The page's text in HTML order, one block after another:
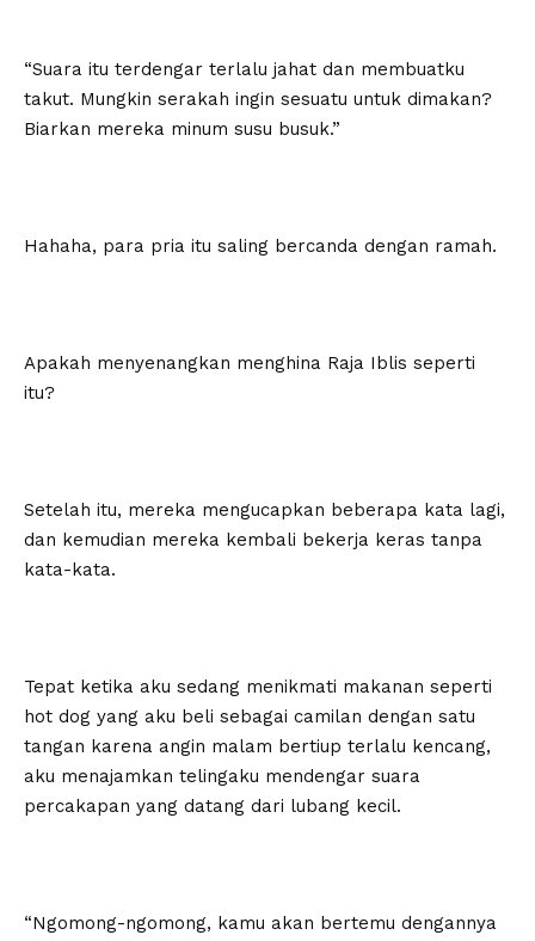
“Suara itu terdengar terlalu jahat dan membuatku
takut. Mungkin serakah ingin sesuatu untuk dimakan?
Biarkan mereka minum susu busuk.”
Hahaha, para pria itu saling bercanda dengan ramah.
Apakah menyenangkan menghina Raja Iblis seperti
itu?
Setelah itu, mereka mengucapkan beberapa kata lagi,
dan kemudian mereka kembali bekerja keras tanpa
kata-kata.
Tepat ketika aku sedang menikmati makanan seperti
hot dog yang aku beli sebagai camilan dengan satu
tangan karena angin malam bertiup terlalu kencang,
aku menajamkan telingaku mendengar suara
percakapan yang datang dari lubang kecil.
“Ngomong-ngomong, kamu akan bertemu dengannya